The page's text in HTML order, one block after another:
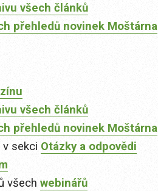
všech článků
přehledů novinek Moštárna
všech článků
přehledů novinek Moštárna
sekci Otázky a odpovědi
všech webinářů